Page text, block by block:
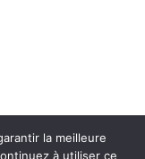
la meilleure
à utiliser ce